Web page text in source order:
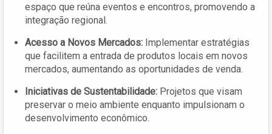
espaço que reúna eventos e encontros, promovendo a
integração regional.
Acesso a Novos Mercados: Implementar estratégias
que facilitem a entrada de produtos locais em novos
mercados, aumentando as oportunidades de venda.
Iniciativas de Sustentabilidade: Projetos que visam
preservar o meio ambiente enquanto impulsionam o
desenvolvimento econômico.